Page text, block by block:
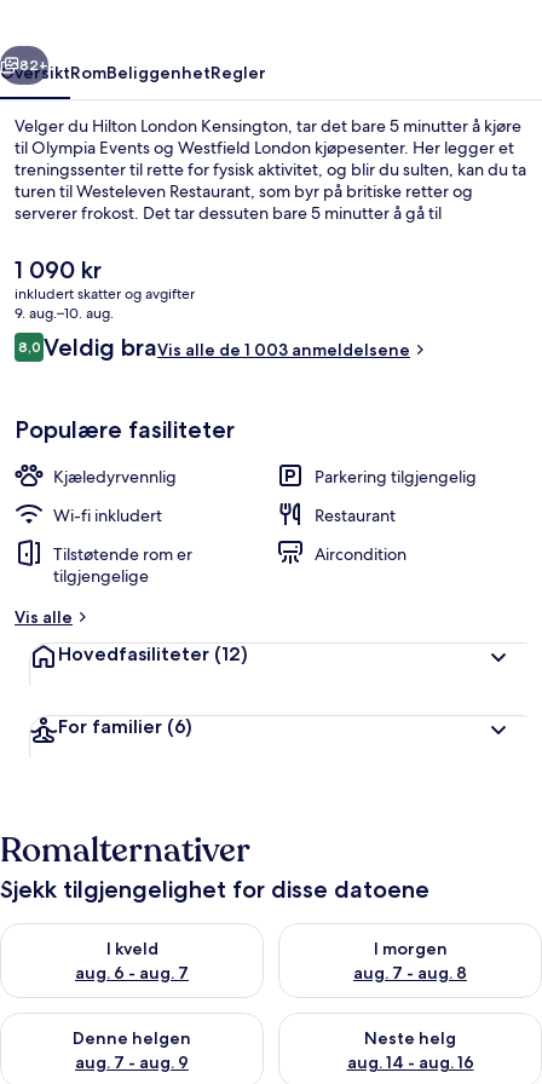
Neste
82+
OversiktRomBeliggenhetRegler
Velger du Hilton London Kensington, tar det bare 5 minutter å kjøre
til Olympia Events og Westfield London kjøpesenter. Her legger et
treningssenter til rette for fysisk aktivitet, og blir du sulten, kan du ta
turen til Westeleven Restaurant, som byr på britiske retter og
serverer frokost. Det tar dessuten bare 5 minutter å gå til
liker at det er kort avstand til kollektivtransport: Det tar 5 minutter å
gå til Shepherd's Bush undergrunnsstasjon og 8 minutter å gå til
Holland Park undergrunnsstasjon.
Den
nåværende
prisen
er
1 090 kr
1 090 kr
inkludert skatter og avgifter
9. aug.–10. aug.
Anmeldelser
8,08,0 av 10 –
Veldig braVis alle de 1 003 anmeldelsene
Populære fasiliteter
Kjæledyrvennlig
Parkering tilgjengelig
Wi-fi inkludert
Restaurant
Tilstøtende rom er
tilgjengelige
Aircondition
Vis alle
Hovedfasiliteter (12)
For familier (6)
Romalternativer
Sjekk tilgjengelighet for disse datoene
I kveld
aug. 6 - aug. 7
Sjekk tilgjengelighet for i kveld, aug. 6 - aug. 7
I morgen
aug. 7 - aug. 8
Sjekk tilgjengelighet for i
Denne helgen
aug. 7 - aug. 9
Sjekk tilgjengelighet for denne helgen, aug. 7 - aug. 9
Neste helg
aug. 14 - aug. 16
Sjekk tilgjengelighet for neste